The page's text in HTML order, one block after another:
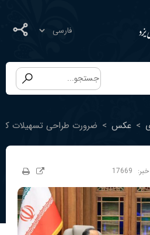
> عکس > ضرورت طراحی تسهیلات